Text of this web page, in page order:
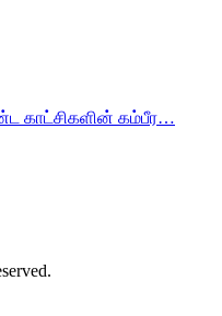
காட்சிகளின் கம்பீர…